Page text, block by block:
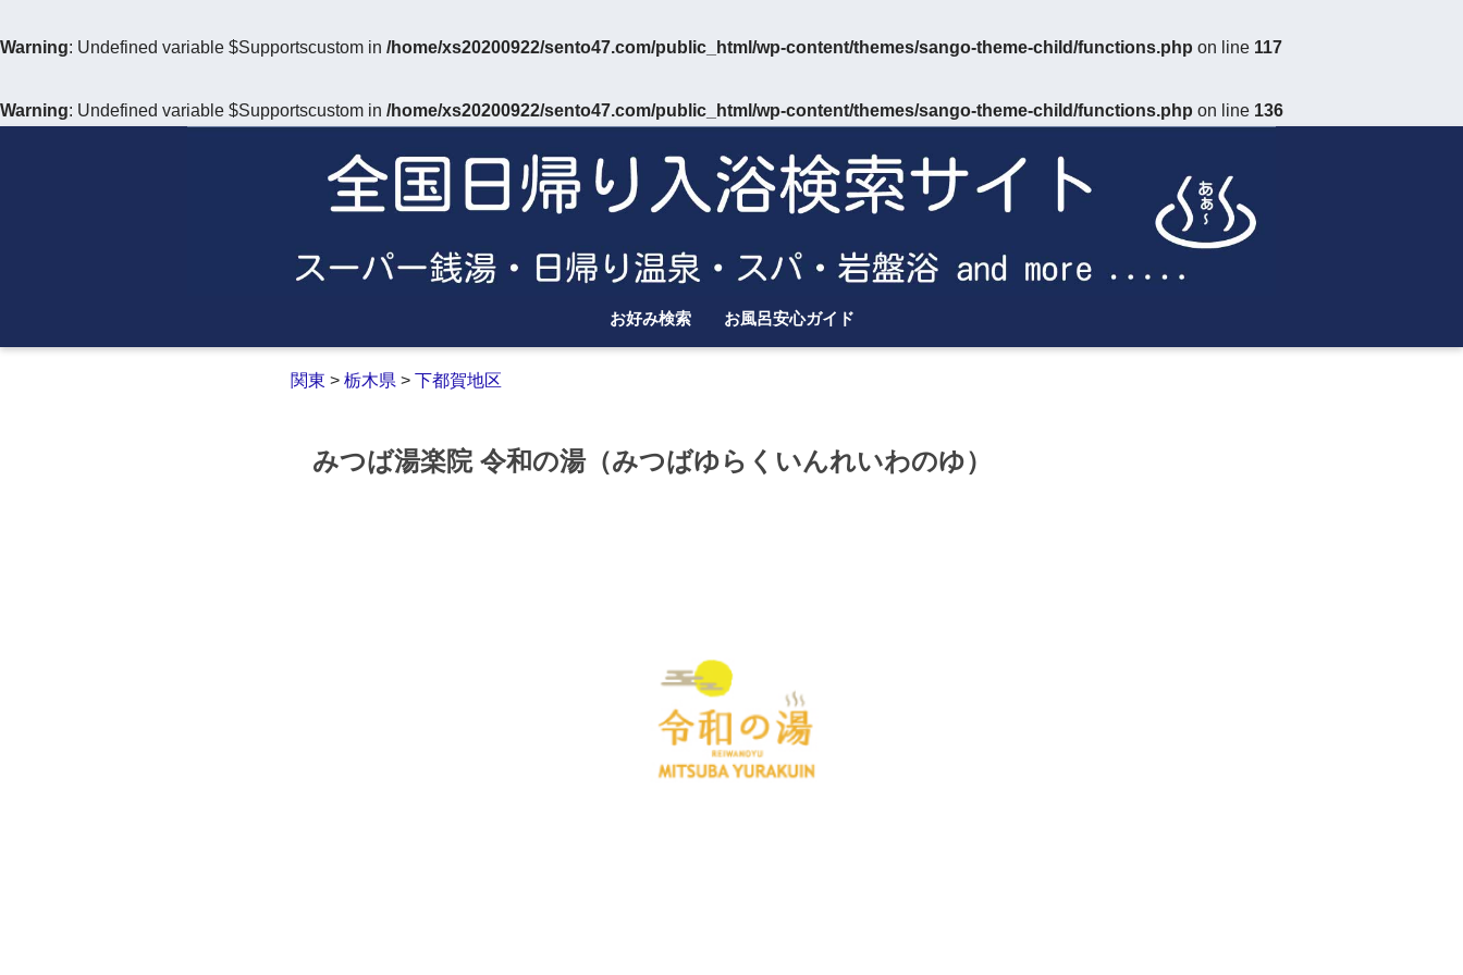
Warning: Undefined variable $Supportscustom in /home/xs20200922/sento47.com/public_html/wp-content/themes/sango-theme-child/functions.php on line 117
Warning: Undefined variable $Supportscustom in /home/xs20200922/sento47.com/public_html/wp-content/themes/sango-theme-child/functions.php on line 136
お好み検索 お風呂安心ガイド
関東 > 栃木県 > 下都賀地区
みつば湯楽院 令和の湯（みつばゆらくいんれいわのゆ）